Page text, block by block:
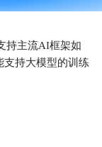
持主流AI框架如
支持大模型的训练